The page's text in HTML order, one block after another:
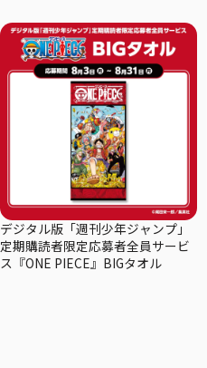
デジタル版「週刊少年ジャンプ」
定期購読者限定応募者全員サービ
ス『ONE PIECE』BIGタオル